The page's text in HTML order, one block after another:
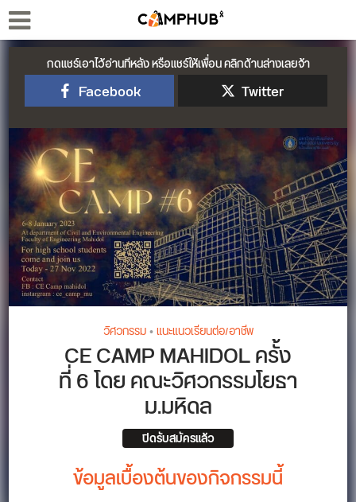
กดแชร์เอาไว้อ่านทีหลัง หรือแชร์ให้เพื่อน คลิกด้านล่างเลยจ้า
Facebook Twitter
วิศวกรรม•แนะแนวเรียนต่อ/อาชีพ
CE CAMP MAHIDOL ครั้ง
ที่ 6 โดย คณะวิศวกรรมโยธา
ม.มหิดล
ปิดรับสมัครแล้ว
ข้อมูลเบื้องต้นของกิจกรรมนี้